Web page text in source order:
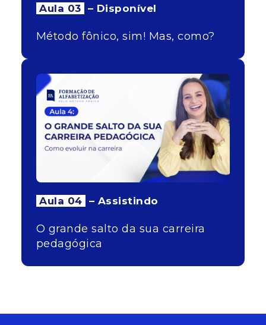
Aula 03 – Disponível
Método fônico, sim! Mas, como?
Aula 04 – Assistindo
O grande salto da sua carreira
pedagógica